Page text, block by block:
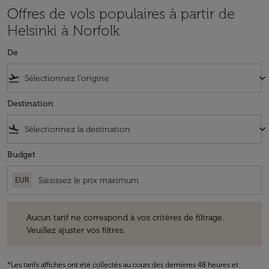
Offres de vols populaires à partir de
Helsinki à Norfolk
De
flight_takeoff keyboard_arrow_down
Destination
flight_land keyboard_arrow_down
Budget
EUR
Aucun tarif ne correspond à vos critères de filtrage.
Veuillez ajuster vos filtres.
*Les tarifs affichés ont été collectés au cours des dernières 48 heures et